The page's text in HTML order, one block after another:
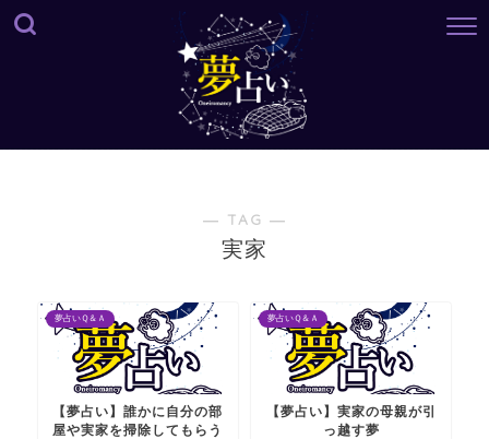
― TAG ―
実家
夢占いＱ＆Ａ
【夢占い】誰かに自分の部
屋や実家を掃除してもらう
夢占いＱ＆Ａ
【夢占い】実家の母親が引
っ越す夢